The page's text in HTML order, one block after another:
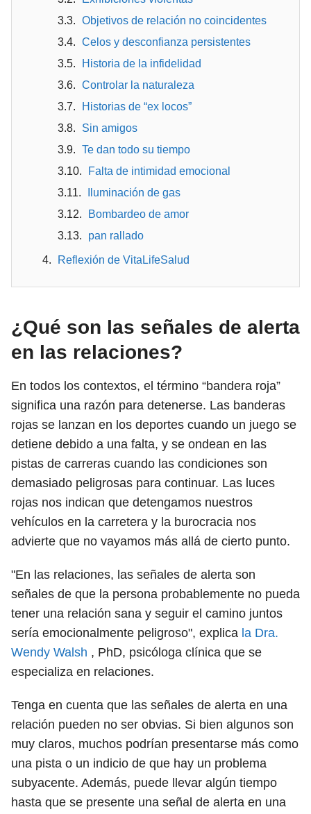
Objetivos de relación no coincidentes
Celos y desconfianza persistentes
Historia de la infidelidad
Controlar la naturaleza
Historias de “ex locos”
Sin amigos
Te dan todo su tiempo
Falta de intimidad emocional
Iluminación de gas
Bombardeo de amor
pan rallado
Reflexión de VitaLifeSalud
¿Qué son las señales de alerta
en las relaciones?
En todos los contextos, el término “bandera roja”
significa una razón para detenerse. Las banderas
rojas se lanzan en los deportes cuando un juego se
detiene debido a una falta, y se ondean en las
pistas de carreras cuando las condiciones son
demasiado peligrosas para continuar. Las luces
rojas nos indican que detengamos nuestros
vehículos en la carretera y la burocracia nos
advierte que no vayamos más allá de cierto punto.
"En las relaciones, las señales de alerta son
señales de que la persona probablemente no pueda
tener una relación sana y seguir el camino juntos
sería emocionalmente peligroso", explica la Dra.
Wendy Walsh , PhD, psicóloga clínica que se
especializa en relaciones.
Tenga en cuenta que las señales de alerta en una
relación pueden no ser obvias. Si bien algunos son
muy claros, muchos podrían presentarse más como
una pista o un indicio de que hay un problema
subyacente. Además, puede llevar algún tiempo
hasta que se presente una señal de alerta en una